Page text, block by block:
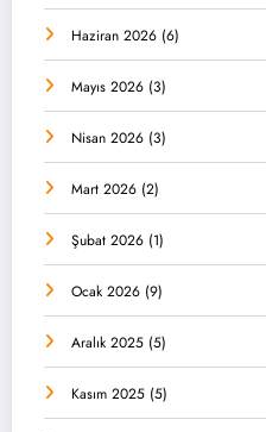
Haziran 2026 (6)
Mayıs 2026 (3)
Nisan 2026 (3)
Mart 2026 (2)
Şubat 2026 (1)
Ocak 2026 (9)
Aralık 2025 (5)
Kasım 2025 (5)